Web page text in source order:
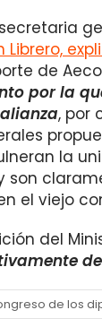
Librero,
de
por la
, por
la
son
el viejo
del
de los